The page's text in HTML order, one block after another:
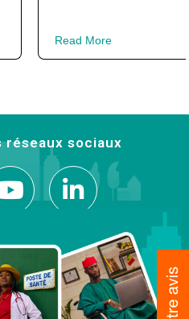
Read More
réseaux sociaux